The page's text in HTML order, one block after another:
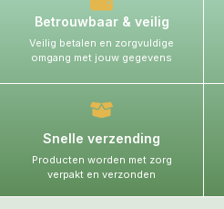
Betrouwbaar & veilig
Veilig betalen en zorgvuldige
omgang met jouw gegevens
Snelle verzending
Producten worden met zorg
verpakt en verzonden